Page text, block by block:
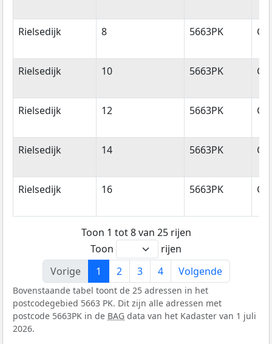
Rielsedijk 8 5663PK
Rielsedijk 10 5663PK
Rielsedijk 12 5663PK
Rielsedijk 14 5663PK
Rielsedijk 16 5663PK
Toon 1 tot 8 van 25 rijen
Toon
rijen
Vorige
1 2 3 4 Volgende
Bovenstaande tabel toont de 25 adressen in het
postcodegebied 5663 PK. Dit zijn alle adressen met
postcode 5663PK in de BAG data van het Kadaster van 1 juli
2026.